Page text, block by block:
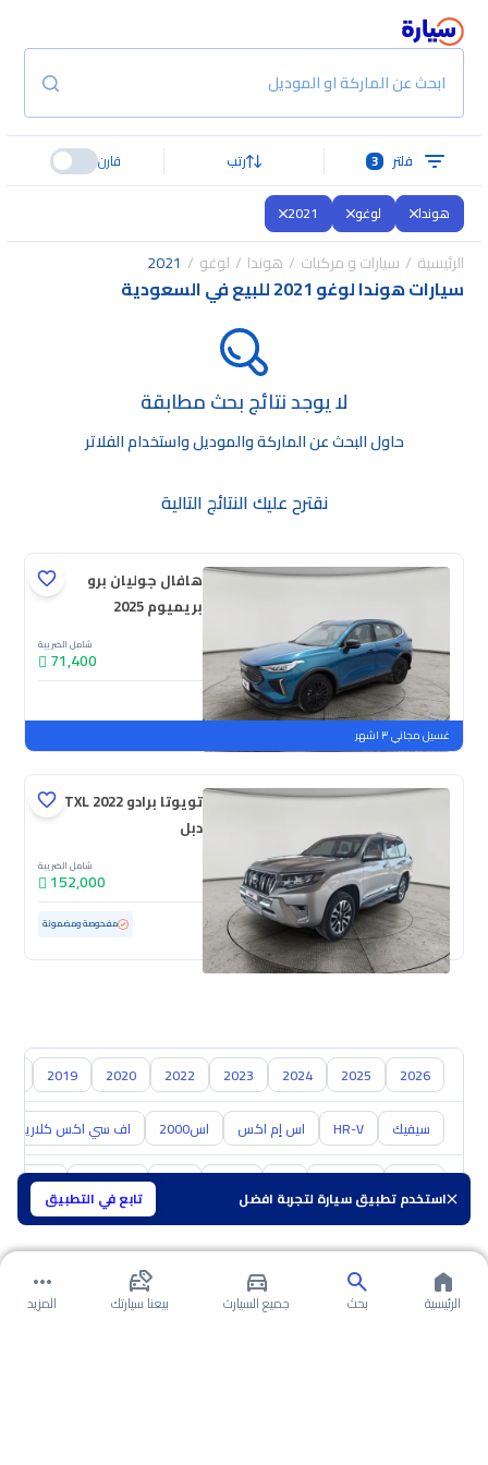
استخدم تطبيق سيارة لتجربة افضل تابع في التطبيق
ابحث عن الماركة او الموديل
فلتر 3 رتب قارن
هوندا لوغو 2021
الرئيسية سيارات و مركبات هوندا لوغو 2021
سيارات هوندا لوغو 2021 للبيع في السعودية
لا يوجد نتائج بحث مطابقة
حاول البحث عن الماركة والموديل واستخدام الفلاتر
نقترح عليك النتائج التالية
هافال جوليان برو
بريميوم 2025
شامل الضريبة
71,400
جديدة
ملوحة
غسيل مجاني ٣ اشهر
تويوتا برادو TXL 2022
دبل
شامل الضريبة
152,000
مستعملة 42,593 كم ممشى قليل مفحوصة ومضمونة
2026
2025
2024
2023
2022
2020
2019
سيفيك HR-V اس إم اكس اس2000 اف سي اكس كلاريتي
سوزوكي هافال
الرئيسية بحث جميع السيارت بيعنا سيارتك المزيد